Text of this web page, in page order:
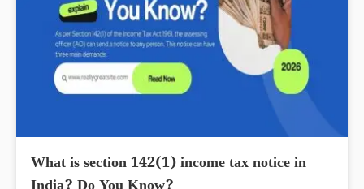
What is section 142(1) income tax notice in